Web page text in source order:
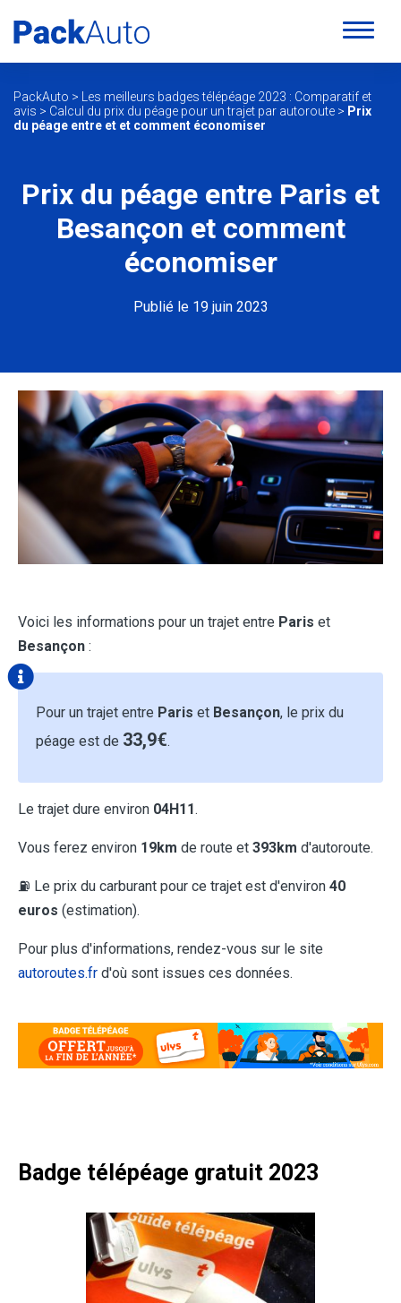
PackAuto >
Les meilleurs badges télépéage 2023 : Comparatif et
avis > Calcul du prix du péage pour un trajet par autoroute > Prix
du péage entre et et comment économiser
Prix du péage entre Paris et
Besançon et comment
économiser
Publié le 19 juin 2023
Voici les informations pour un trajet entre Paris et
Besançon :
Pour un trajet entre Paris et Besançon, le prix du
péage est de 33,9€.
Le trajet dure environ 04H11.
Vous ferez environ 19km de route et 393km d'autoroute.
⛽ Le prix du carburant pour ce trajet est d'environ 40
euros (estimation).
Pour plus d'informations, rendez-vous sur le site
autoroutes.fr d'où sont issues ces données.
Badge télépéage gratuit 2023